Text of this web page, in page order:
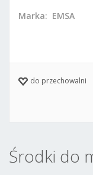
Marka: EMSA
do przechowalni
Środki do